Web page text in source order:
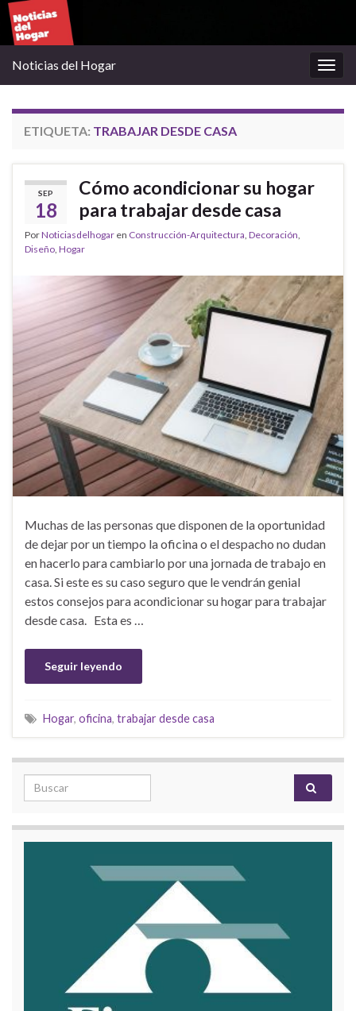
la
Noticias del Hogar
ETIQUETA: TRABAJAR DESDE CASA
SEP
18
Cómo acondicionar su hogar
para trabajar desde casa
PorNoticiasdelhogar en Construcción-Arquitectura, Decoración,
Diseño, Hogar
Muchas de las personas que disponen de la oportunidad
de dejar por un tiempo la oficina o el despacho no dudan
en hacerlo para cambiarlo por una jornada de trabajo en
casa. Si este es su caso seguro que le vendrán genial
estos consejos para acondicionar su hogar para trabajar
desde casa. Esta es …
Seguir leyendo
Hogar, oficina, trabajar desde casa
Search for: